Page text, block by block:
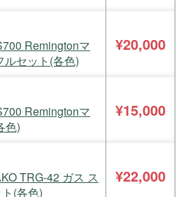
Remingtonマ
ルセット(各色)
¥20,000
Remingtonマ
色)
¥15,000
TRG-42 ガス ス
(各色)
¥22,000